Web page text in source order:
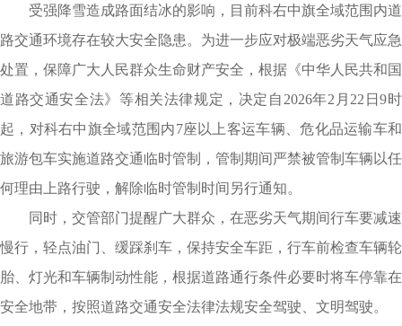
受强降雪造成路面结冰的影响，目前科右中旗全域范围内道
路交通环境存在较大安全隐患。为进一步应对极端恶劣天气应急
处置，保障广大人民群众生命财产安全，根据《中华人民共和国
道路交通安全法》等相关法律规定，决定自2026年2月22日9时
起，对科右中旗全域范围内7座以上客运车辆、危化品运输车和
旅游包车实施道路交通临时管制，管制期间严禁被管制车辆以任
何理由上路行驶，解除临时管制时间另行通知。
同时，交管部门提醒广大群众，在恶劣天气期间行车要减速
慢行，轻点油门、缓踩刹车，保持安全车距，行车前检查车辆轮
胎、灯光和车辆制动性能，根据道路通行条件必要时将车停靠在
安全地带，按照道路交通安全法律法规安全驾驶、文明驾驶。